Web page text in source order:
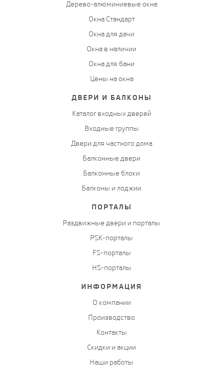
Дерево-алюминиевые окна
Окна Стандарт
Окна для дачи
Окна в наличии
Окна для бани
Цены на окна
ДВЕРИ И БАЛКОНЫ
Каталог входных дверей
Входные группы
Двери для частного дома
Балконные двери
Балконные блоки
Балконы и лоджии
ПОРТАЛЫ
Раздвижные двери и порталы
PSK-порталы
FS-порталы
HS-порталы
ИНФОРМАЦИЯ
О компании
Производство
Контакты
Скидки и акции
Наши работы